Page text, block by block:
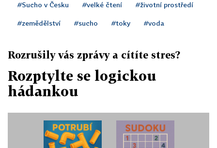
#Sucho v Česku #velké čtení #životní prostředí
#zemědělství #sucho #toky #voda
Rozrušily vás zprávy a cítíte stres?
Rozptylte se logickou
hádankou